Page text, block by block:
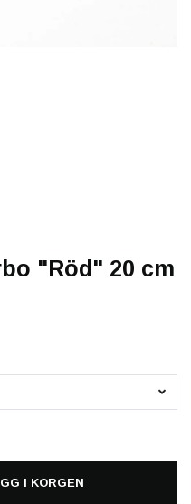
"Röd" 20 cm
I KORGEN